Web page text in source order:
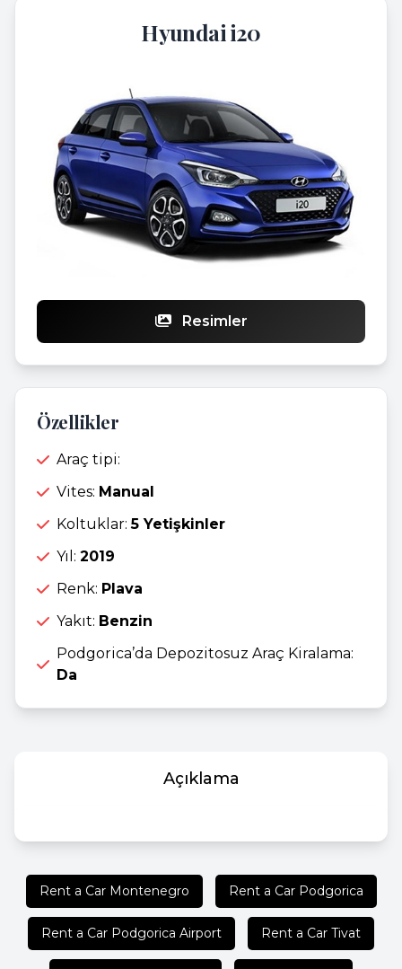
Hyundai i20
Resimler
Özellikler
Araç tipi:
Vites: Manual
Koltuklar:5 Yetişkinler
Yıl: 2019
Renk: Plava
Yakıt: Benzin
Podgorica’da Depozitosuz Araç Kiralama:
Da
Açıklama
Rent a Car Montenegro Rent a Car Podgorica
Rent a Car Podgorica Airport Rent a Car Tivat